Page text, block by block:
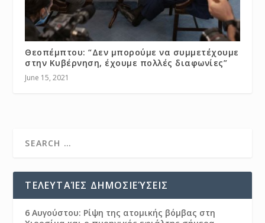
Θεοπέμπτου: “Δεν μπορούμε να συμμετέχουμε
στην Κυβέρνηση, έχουμε πολλές διαφωνίες”
June 15, 2021
ΤΕΛΕΥΤΑΊΕΣ ΔΗΜΟΣΙΕΎΣΕΙΣ
6 Αυγούστου: Ρίψη της ατομικής βόμβας στη